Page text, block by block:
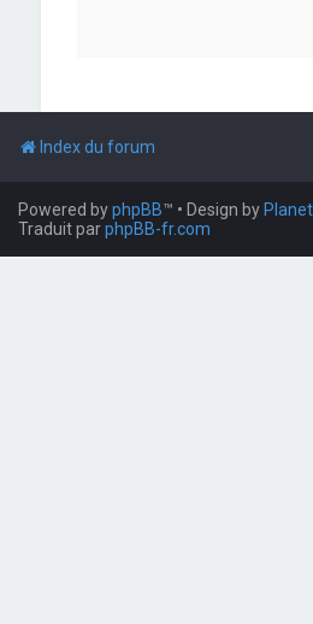
Index du forum
Powered byphpBB™ • Design by
Traduit parphpBB-fr.com